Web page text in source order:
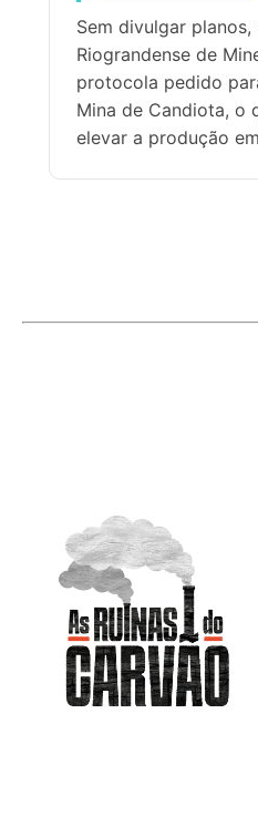
Sem divulgar planos,
Riograndense de
protocola pedido
Mina de Candiota, o
elevar a produção